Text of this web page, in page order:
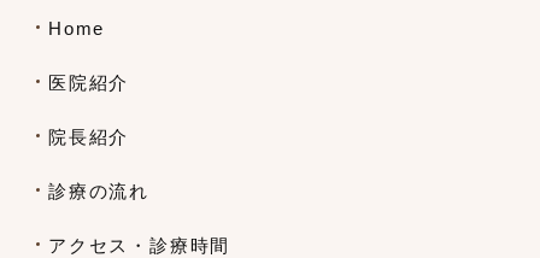
Home
医院紹介
院長紹介
診療の流れ
アクセス・診療時間